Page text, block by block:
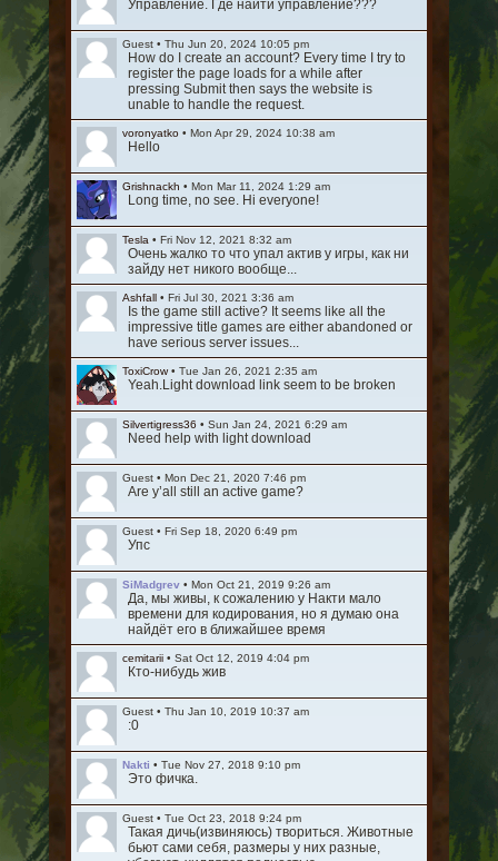
Управление. Где найти управление???
Guest • Thu Jun 20, 2024 10:05 pm
How do I create an account? Every time I try to
register the page loads for a while after
pressing Submit then says the website is
unable to handle the request.
voronyatko • Mon Apr 29, 2024 10:38 am
Hello
Grishnackh • Mon Mar 11, 2024 1:29 am
Long time, no see. Hi everyone!
Tesla • Fri Nov 12, 2021 8:32 am
Очень жалко то что упал актив у игры, как ни
зайду нет никого вообще...
Ashfall • Fri Jul 30, 2021 3:36 am
Is the game still active? It seems like all the
impressive title games are either abandoned or
have serious server issues...
ToxiCrow• Tue Jan 26, 2021 2:35 am
Yeah.Light download link seem to be broken
Silvertigress36 • Sun Jan 24, 2021 6:29 am
Need help with light download
Guest • Mon Dec 21, 2020 7:46 pm
Are y’all still an active game?
Guest • Fri Sep 18, 2020 6:49 pm
Упс
SiMadgrev • Mon Oct 21, 2019 9:26 am
Да, мы живы, к сожалению у Накти мало
времени для кодирования, но я думаю она
найдёт его в ближайшее время
cemitarii • Sat Oct 12, 2019 4:04 pm
Кто-нибудь жив
Guest • Thu Jan 10, 2019 10:37 am
:0
Nakti • Tue Nov 27, 2018 9:10 pm
Это фичка.
Guest • Tue Oct 23, 2018 9:24 pm
Такая дичь(извиняюсь) твориться. Животные
бьют сами себя, размеры у них разные,